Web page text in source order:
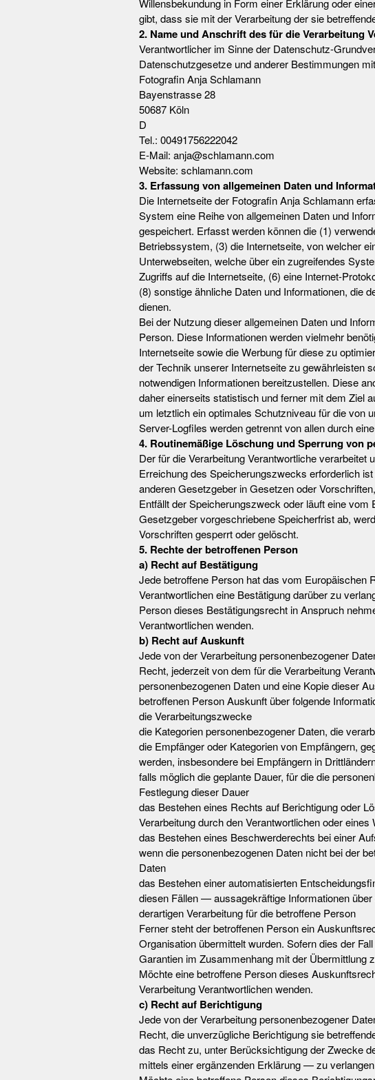
Willensbekundung in Form einer Erklärung oder
gibt, dass sie mit der Verarbeitung der sie
2. Name und Anschrift des für die Verarbeitung
Verantwortlicher im Sinne der Datenschutz-
Datenschutzgesetze und anderer Bestimmungen
Fotografin Anja Schlamann
Bayenstrasse 28
50687 Köln
D
Tel.: 00491756222042
E-Mail: anja@schlamann.com
Website: schlamann.com
3. Erfassung von allgemeinen Daten und
Die Internetseite der Fotografin Anja Schlamann
System eine Reihe von allgemeinen Daten und
gespeichert. Erfasst werden können die (1)
Betriebssystem, (3) die Internetseite, von welcher
Unterwebseiten, welche über ein zugreifendes
Zugriffs auf die Internetseite, (6) eine Internet-
(8) sonstige ähnliche Daten und Informationen, die
dienen.
Bei der Nutzung dieser allgemeinen Daten und
Person. Diese Informationen werden vielmehr
Internetseite sowie die Werbung für diese zu
der Technik unserer Internetseite zu gewährleisten
notwendigen Informationen bereitzustellen. Diese
daher einerseits statistisch und ferner mit dem Ziel
um letztlich ein optimales Schutzniveau für die von
Server-Logfiles werden getrennt von allen durch
4. Routinemäßige Löschung und Sperrung von
Der für die Verarbeitung Verantwortliche
Erreichung des Speicherungszwecks erforderlich
anderen Gesetzgeber in Gesetzen oder
Entfällt der Speicherungszweck oder läuft eine
Gesetzgeber vorgeschriebene Speicherfrist ab,
Vorschriften gesperrt oder gelöscht.
5. Rechte der betroffenen Person
a) Recht auf Bestätigung
Jede betroffene Person hat das vom Europäischen
Verantwortlichen eine Bestätigung darüber zu
Person dieses Bestätigungsrecht in Anspruch
Verantwortlichen wenden.
b) Recht auf Auskunft
Jede von der Verarbeitung personenbezogener
Recht, jederzeit von dem für die Verarbeitung
personenbezogenen Daten und eine Kopie dieser
betroffenen Person Auskunft über folgende
die Verarbeitungszwecke
die Kategorien personenbezogener Daten, die
die Empfänger oder Kategorien von Empfängern,
werden, insbesondere bei Empfängern in
falls möglich die geplante Dauer, für die die
Festlegung dieser Dauer
das Bestehen eines Rechts auf Berichtigung oder
Verarbeitung durch den Verantwortlichen oder
das Bestehen eines Beschwerderechts bei einer
wenn die personenbezogenen Daten nicht bei der
Daten
das Bestehen einer automatisierten
diesen Fällen — aussagekräftige Informationen
derartigen Verarbeitung für die betroffene Person
Ferner steht der betroffenen Person ein
Organisation übermittelt wurden. Sofern dies der
Garantien im Zusammenhang mit der Übermittlung
Möchte eine betroffene Person dieses
Verarbeitung Verantwortlichen wenden.
c) Recht auf Berichtigung
Jede von der Verarbeitung personenbezogener
Recht, die unverzügliche Berichtigung sie
das Recht zu, unter Berücksichtigung der Zwecke
mittels einer ergänzenden Erklärung — zu